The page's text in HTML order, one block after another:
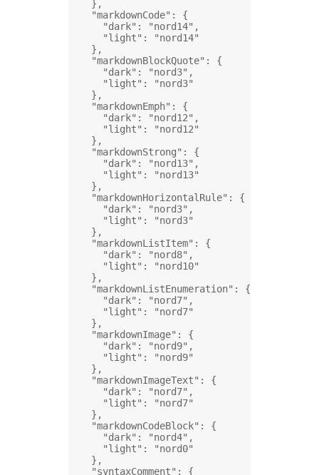
},
"markdownCode" : {
"dark" : "nord14" ,
"light" :
"nord14"
},
"markdownBlockQuote" : {
"dark" : "nord3" ,
"light" :
"nord3"
},
"markdownEmph" : {
"dark" : "nord12" ,
"light" :
"nord12"
},
"markdownStrong" : {
"dark" : "nord13" ,
"light" :
"nord13"
},
"markdownHorizontalRule" : {
"dark" : "nord3" ,
"light" :
"nord3"
},
"markdownListItem" : {
"dark" : "nord8" ,
"light" :
"nord10"
},
"markdownListEnumeration" : {
"dark" : "nord7" ,
"light" :
"nord7"
},
"markdownImage" : {
"dark" : "nord9" ,
"light" :
"nord9"
},
"markdownImageText" : {
"dark" : "nord7" ,
"light" :
"nord7"
},
"markdownCodeBlock" : {
"dark" : "nord4" ,
"light" :
"nord0"
},
"syntaxComment" : {